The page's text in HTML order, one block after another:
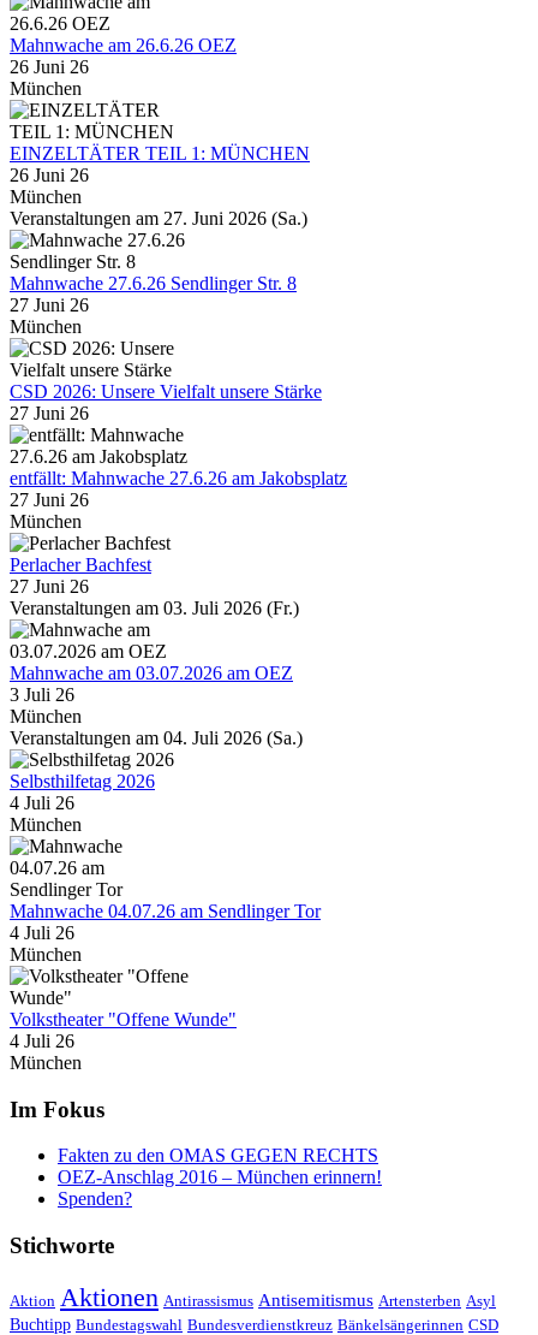
Mahnwache am 26.6.26 OEZ
26 Juni 26
München
EINZELTÄTER TEIL 1: MÜNCHEN
26 Juni 26
München
Veranstaltungen am 27. Juni 2026 (Sa.)
Mahnwache 27.6.26 Sendlinger Str. 8
27 Juni 26
München
CSD 2026: Unsere Vielfalt unsere Stärke
27 Juni 26
entfällt: Mahnwache 27.6.26 am Jakobsplatz
27 Juni 26
München
Perlacher Bachfest
27 Juni 26
Veranstaltungen am 03. Juli 2026 (Fr.)
Mahnwache am 03.07.2026 am OEZ
3 Juli 26
München
Veranstaltungen am 04. Juli 2026 (Sa.)
Selbsthilfetag 2026
4 Juli 26
München
Mahnwache 04.07.26 am Sendlinger Tor
4 Juli 26
München
Volkstheater "Offene Wunde"
4 Juli 26
München
Im Fokus
Fakten zu den OMAS GEGEN RECHTS
OEZ-Anschlag 2016 – München erinnern!
Spenden?
Stichworte
Aktion Aktionen Antirassismus Antisemitismus Artensterben Asyl
Buchtipp Bundestagswahl Bundesverdienstkreuz Bänkelsängerinnen CSD